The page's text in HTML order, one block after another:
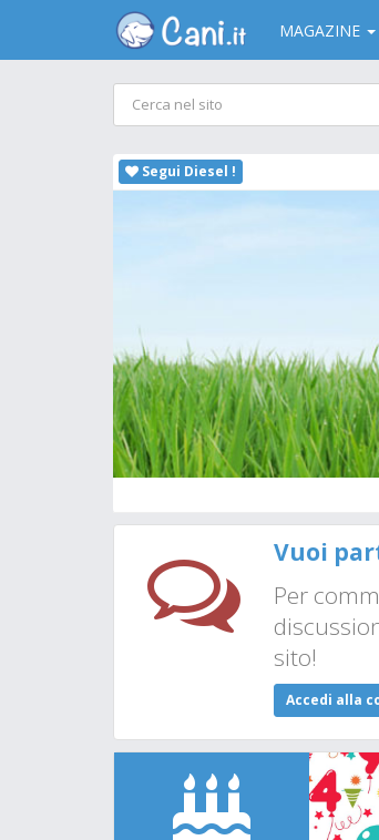
MAGAZINE
Segui Diesel !
Vuoi
Per
sito!
Accedi alla